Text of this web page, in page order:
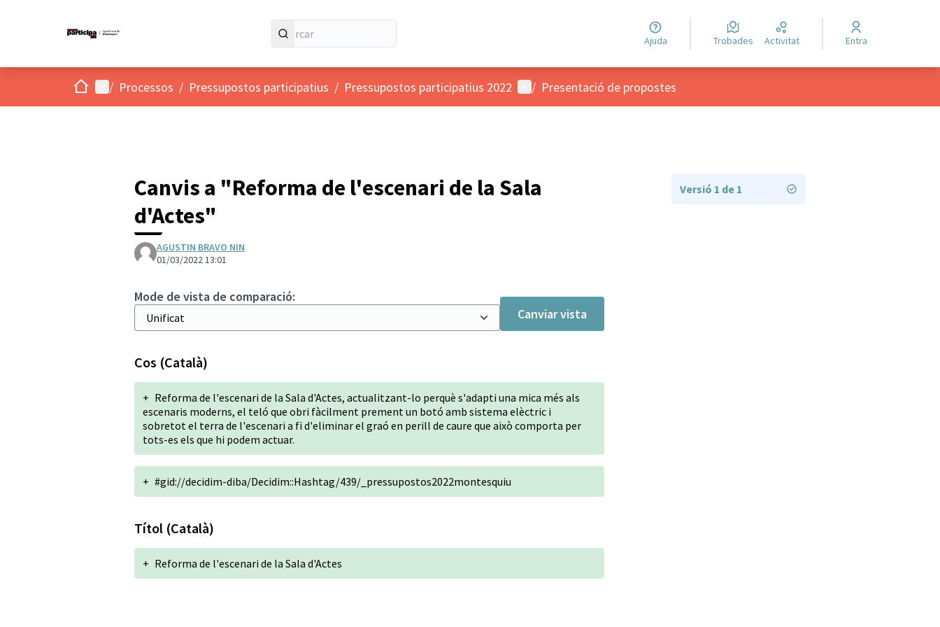
Ajuda Trobades Activitat Entra
Inici Menú principal
/ Processos / Pressupostos participatius / Pressupostos participatius 2022 Menú d'usuari
/ Presentació de propostes
Canvis a "Reforma de l'escenari de la Sala
d'Actes"
AGUSTIN BRAVO NIN
01/03/2022 13:01
Mode de vista de comparació:
Canviar vista
Cos (Català)
+ Reforma de l'escenari de la Sala d'Actes, actualitzant-lo perquè s'adapti una mica més als
escenaris moderns, el teló que obri fàcilment prement un botó amb sistema elèctric i
sobretot el terra de l'escenari a fi d'eliminar el graó en perill de caure que això comporta per
tots-es els que hi podem actuar.
+ #gid://decidim-diba/Decidim::Hashtag/439/_pressupostos2022montesquiu
Títol (Català)
+ Reforma de l'escenari de la Sala d'Actes
Versió 1 de 1